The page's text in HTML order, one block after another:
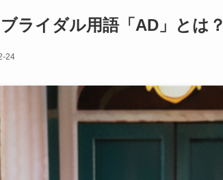
ライダル用語「AD」とは？
24